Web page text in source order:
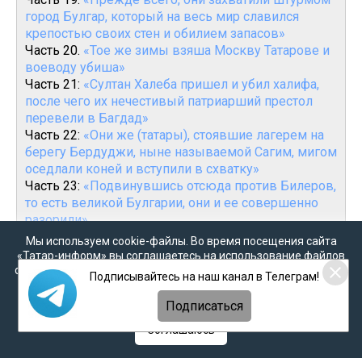
город Булгар, который на весь мир славился
крепостью своих стен и обилием запасов»
Часть 20. «Тое же зимы взяша Москву Татарове и
воеводу убиша»
Часть 21: «Султан Халеба пришел и убил халифа,
после чего их нечестивый патриарший престол
перевели в Багдад»
Часть 22: «Они же (татары), стоявшие лагерем на
берегу Бердуджи, ныне называемой Сагим, мигом
оседлали коней и вступили в схватку»
Часть 23: «Подвинувшись отсюда против Билеров,
то есть великой Булгарии, они и ее совершенно
разорили»
Часть 24. «Те Булгары, которые живут за Дунаем
вблизи Константинополя, вышли из упомянутой
Великой Булгарии»
Чвсть 25:
«А Бати выступил затем, будучи на Руси,
против Билеров, то есть Великой Булгарии»
Часть 26:
«А Юрий князь с Татары и со всею силою
Суздалскую почаша воевати Тверскиа волости»
Мы используем cookie-файлы. Во время посещения сайта
«Татар-информ» вы соглашаетесь на использование файлов
cookie в соответствии с настоящим уведомлением, согласием
наобработку персональных данных,Политикой о
персональных данных
Политикой конфиденциальности
Соглашаюсь
Подписывайтесь на наш канал в Телеграм!
Подписаться